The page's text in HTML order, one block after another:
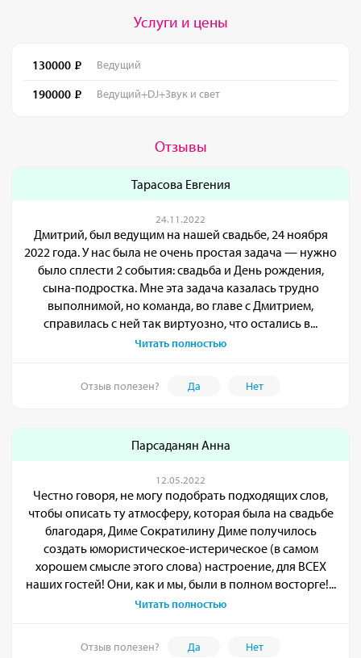
Услуги и цены
130000 Ведущий
190000 Ведущий+DJ+Звук и свет
Отзывы
Тарасова Евгения
24.11.2022
Дмитрий, был ведущим на нашей свадьбе, 24 ноября
2022 года. У нас была не очень простая задача — нужно
было сплести 2 события: свадьба и День рождения,
сына-подростка. Мне эта задача казалась трудно
выполнимой, но команда, во главе с Дмитрием,
справилась с ней так виртуозно, что остались в...
Читать полностью
Отзыв полезен? Да Нет
Парсаданян Анна
12.05.2022
Честно говоря, не могу подобрать подходящих слов,
чтобы описать ту атмосферу, которая была на свадьбе
благодаря, Диме Сократилину Диме получилось
создать юмористическое-истерическое (в самом
хорошем смысле этого слова) настроение, для ВСЕХ
наших гостей! Они, как и мы, были в полном восторге!...
Читать полностью
Отзыв полезен? Да Нет